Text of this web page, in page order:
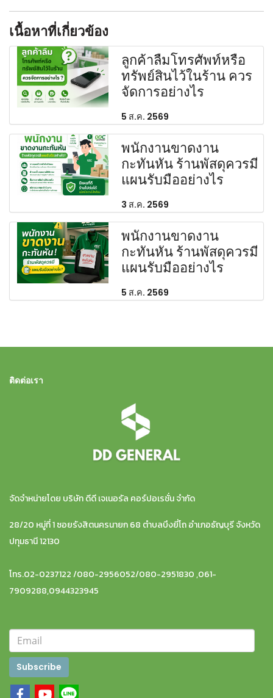
เนื้อหาที่เกี่ยวข้อง
ลูกค้าลืมโทรศัพท์หรือ
ทรัพย์สินไว้ในร้าน ควร
จัดการอย่างไร
5 ส.ค. 2569
พนักงานขาดงาน
กะทันหัน ร้านพัสดุควรมี
แผนรับมืออย่างไร
3 ส.ค. 2569
พนักงานขาดงาน
กะทันหัน ร้านพัสดุควรมี
แผนรับมืออย่างไร
5 ส.ค. 2569
ติดต่อเรา
จัดจำหน่ายโดย บริษัท ดีดี เจเนอรัล คอร์ปอเรชั่น จำกัด
28/20 หมู่ที่ 1 ซอยรังสิตนครนายก 68 ตำบลบึงยี่โถ อำเภอธัญบุรี จังหวัด
ปทุมธานี 12130
โทร.02-0237122 /080-2956052/080-2951830 ,061-
7909288,0944323945
Subscribe